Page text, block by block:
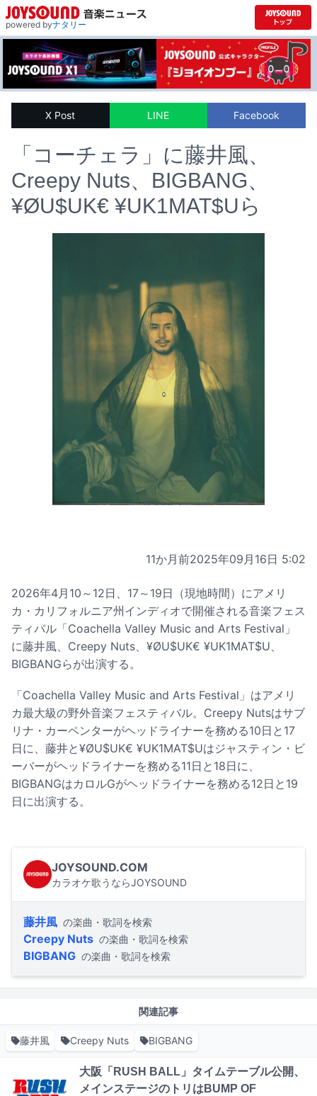
powered byナタリー
X Post LINE Facebook
「コーチェラ」に藤井風、
Creepy Nuts、BIGBANG、
¥ØU$UK€ ¥UK1MAT$Uら
11か月前2025年09月16日 5:02
2026年4月10～12日、17～19日（現地時間）にアメリ
カ・カリフォルニア州インディオで開催される音楽フェス
ティバル「Coachella Valley Music and Arts Festival」
に藤井風、Creepy Nuts、¥ØU$UK€ ¥UK1MAT$U、
BIGBANGらが出演する。
「Coachella Valley Music and Arts Festival」はアメリ
カ最大級の野外音楽フェスティバル。Creepy Nutsはサブ
リナ・カーペンターがヘッドライナーを務める10日と17
日に、藤井と¥ØU$UK€ ¥UK1MAT$Uはジャスティン・ビ
ーバーがヘッドライナーを務める11日と18日に、
BIGBANGはカロルGがヘッドライナーを務める12日と19
日に出演する。
JOYSOUND.COM
カラオケ歌うならJOYSOUND
藤井風 の楽曲・歌詞を検索
Creepy Nuts の楽曲・歌詞を検索
BIGBANG の楽曲・歌詞を検索
関連記事
藤井風 Creepy Nuts BIGBANG
大阪「RUSH BALL」タイムテーブル公開、
メインステージのトリはBUMP OF